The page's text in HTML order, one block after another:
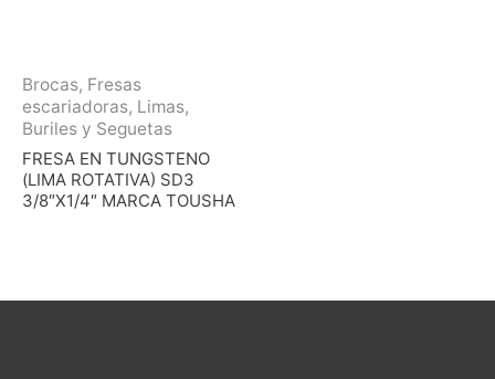
Brocas, Fresas
escariadoras, Limas,
Buriles y Seguetas
FRESA EN TUNGSTENO
(LIMA ROTATIVA) SD3
3/8″X1/4″ MARCA TOUSHA